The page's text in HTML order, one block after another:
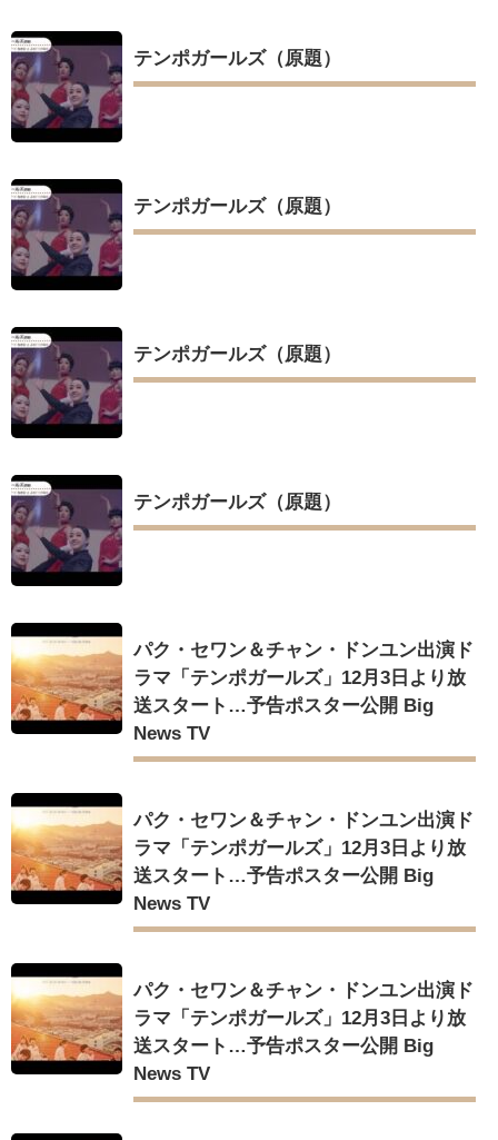
テンポガールズ（原題）
テンポガールズ（原題）
テンポガールズ（原題）
テンポガールズ（原題）
パク・セワン＆チャン・ドンユン出演ド
ラマ「テンポガールズ」12月3日より放
送スタート…予告ポスター公開 Big
News TV
パク・セワン＆チャン・ドンユン出演ド
ラマ「テンポガールズ」12月3日より放
送スタート…予告ポスター公開 Big
News TV
パク・セワン＆チャン・ドンユン出演ド
ラマ「テンポガールズ」12月3日より放
送スタート…予告ポスター公開 Big
News TV